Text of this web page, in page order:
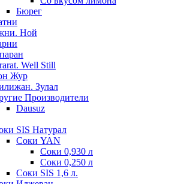
Бюрег
Ной
Well Still
Жур
Зулал
Производители
Dausuz
SIS Натурал
Соки YAN
Соки 0,930 л
Соки 0,250 л
Соки SIS 1,6 л.